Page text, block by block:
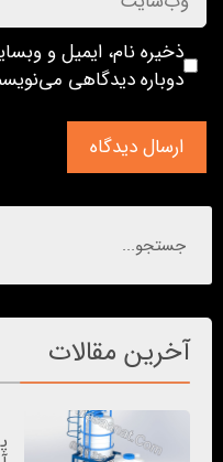
آخرین مقالات
ذخیره نام، ایمیل و
دوباره دیدگاهی